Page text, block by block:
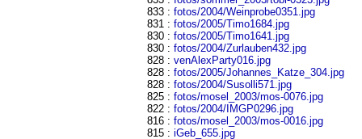
833 :fotos/2004/Weinprobe0351.jpg
831 :fotos/2005/Timo1684.jpg
830 :fotos/2005/Timo1641.jpg
830 :fotos/2004/Zurlauben432.jpg
828 :venAlexParty016.jpg
828 :fotos/2005/Johannes_Katze_304.jpg
828 :fotos/2004/Susolli571.jpg
825 :fotos/mosel_2003/mos-0076.jpg
822 :fotos/2004/IMGP0296.jpg
816 :fotos/mosel_2003/mos-0016.jpg
815 :iGeb_655.jpg